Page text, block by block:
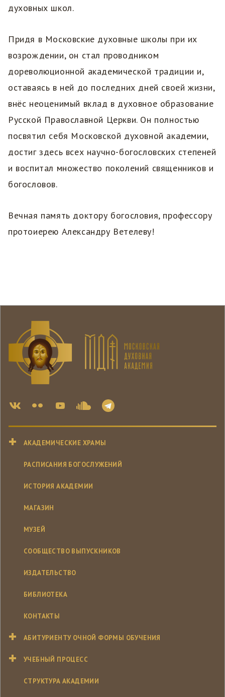
духовных школ.
Придя в Московские духовные школы при их
возрождении, он стал проводником
дореволюционной академической традиции и,
оставаясь в ней до последних дней своей жизни,
внёс неоценимый вклад в духовное образование
Русской Православной Церкви. Он полностью
посвятил себя Московской духовной академии,
достиг здесь всех научно-богословских степеней
и воспитал множество поколений священников и
богословов.
Вечная память доктору богословия, профессору
протоиерею Александру Ветелеву!
АКАДЕМИЧЕСКИЕ ХРАМЫ
РАСПИСАНИЯ БОГОСЛУЖЕНИЙ
ИСТОРИЯ АКАДЕМИИ
МАГАЗИН
МУЗЕЙ
СООБЩЕСТВО ВЫПУСКНИКОВ
ИЗДАТЕЛЬСТВО
БИБЛИОТЕКА
КОНТАКТЫ
АБИТУРИЕНТУ ОЧНОЙ ФОРМЫ ОБУЧЕНИЯ
УЧЕБНЫЙ ПРОЦЕСС
СТРУКТУРА АКАДЕМИИ